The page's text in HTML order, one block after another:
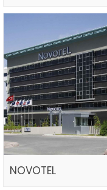
NOVOTEL